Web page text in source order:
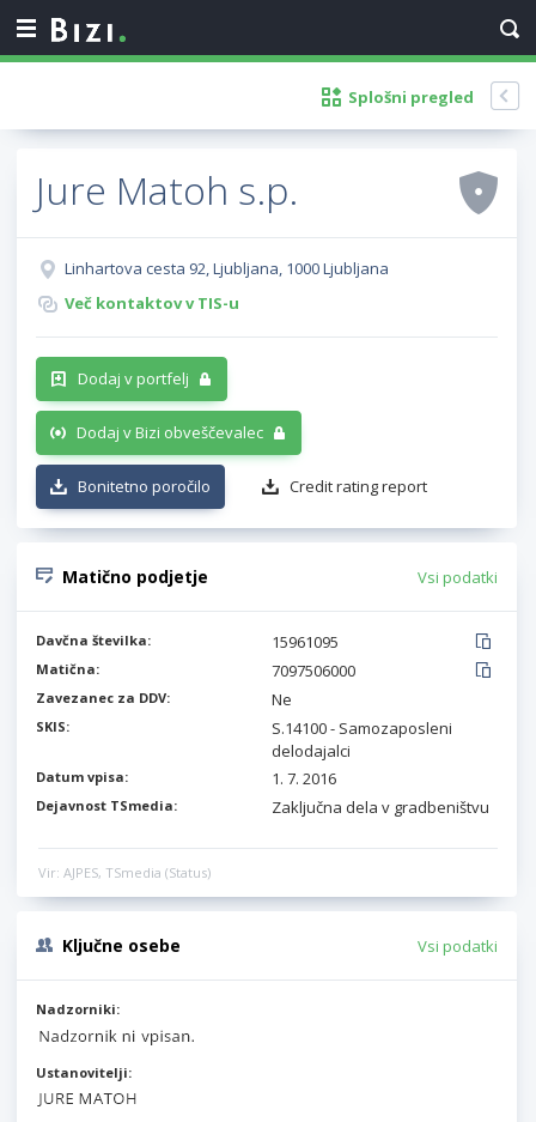
Splošni pregled
Jure Matoh s.p.
Linhartova cesta 92, Ljubljana, 1000 Ljubljana
Več kontaktov v TIS-u
Dodaj v portfelj
Dodaj v Bizi obveščevalec
Bonitetno poročilo Credit rating report
Matično podjetje Vsi podatki
Davčna številka: 15961095
Matična: 7097506000
Zavezanec za DDV: Ne
SKIS:
S.14100 - Samozaposleni
delodajalci
Datum vpisa: 1. 7. 2016
Dejavnost TSmedia: Zaključna dela v gradbeništvu
Vir: AJPES, TSmedia (Status)
Ključne osebe Vsi podatki
Nadzorniki:
Ustanovitelji: